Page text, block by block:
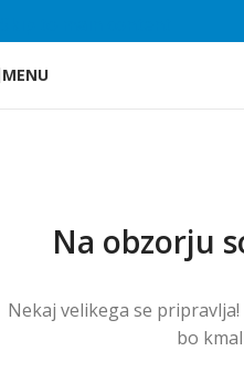
MENU
Na obzorju
Nekaj ​​velikega se
bo